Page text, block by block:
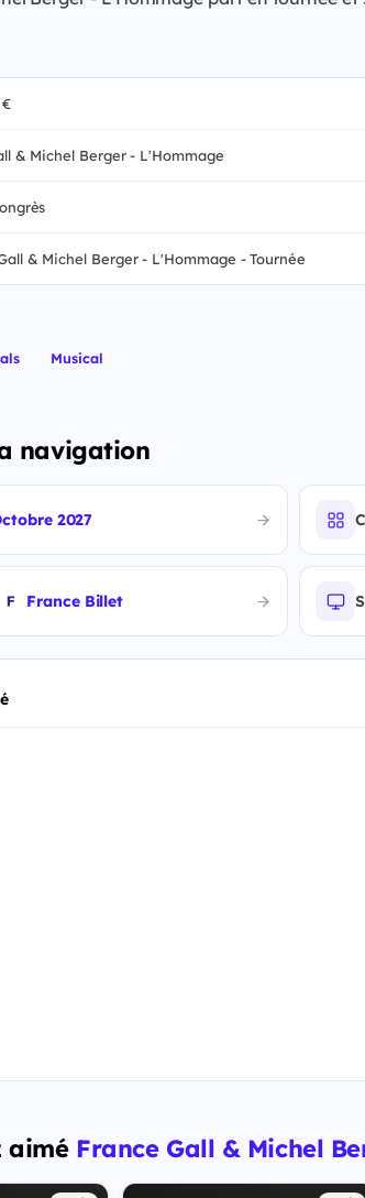
& Michel Berger - L'Hommage
& Michel Berger - L'Hommage - Tournée
Musical
navigation
2027
France Billet
aimé France Gall & Michel